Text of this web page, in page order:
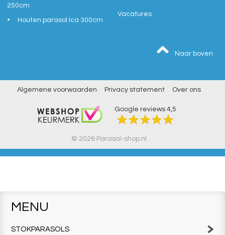
250cm
Houten parasol Ica 300cm
Vacatures
Naar boven
Algemene voorwaarden Privacy statement Over ons
Google reviews 4,5
© 2026 Parasol-shop.nl
MENU
STOKPARASOLS